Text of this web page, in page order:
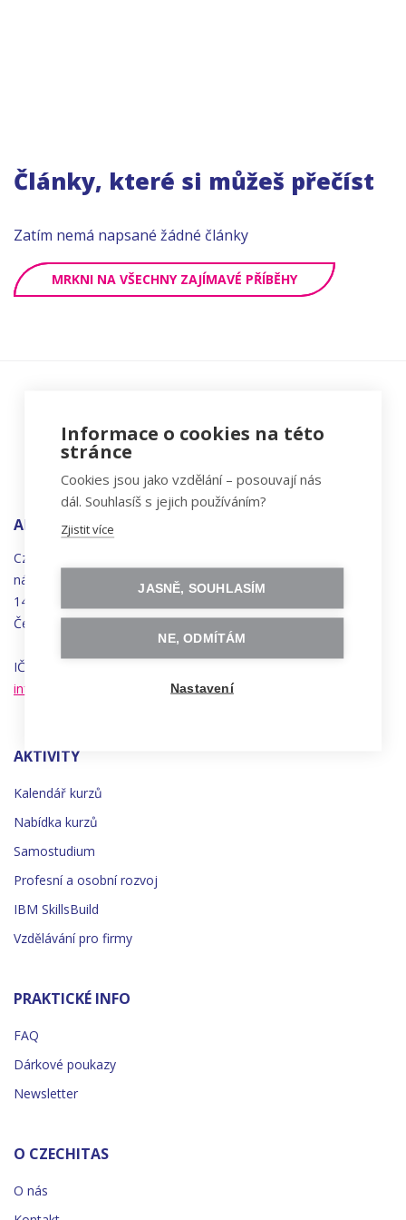
Články, které si můžeš přečíst
Zatím nemá napsané žádné články
MRKNI NA VŠECHNY ZAJÍMAVÉ PŘÍBĚHY
ADRESA
Czechitas, z.ú.
náměstí
Synků 1748/17
140 00 Praha 4 - Nusle
Česká republika
IČO 22834958 | DIČ CZ22834958
info@czechitas.cz
AKTIVITY
Kalendář kurzů
Nabídka kurzů
Samostudium
Profesní a osobní rozvoj
IBM SkillsBuild
Vzdělávání pro firmy
PRAKTICKÉ INFO
FAQ
Dárkové poukazy
Newsletter
O CZECHITAS
O nás
Informace o cookies na této
stránce
Cookies jsou jako vzdělání – posouvají nás
dál. Souhlasíš s jejich používáním?
Zjistit více
JASNĚ, SOUHLASÍM
NE, ODMÍTÁM
Nastavení